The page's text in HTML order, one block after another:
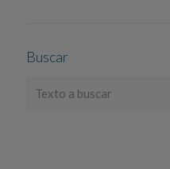
Buscar